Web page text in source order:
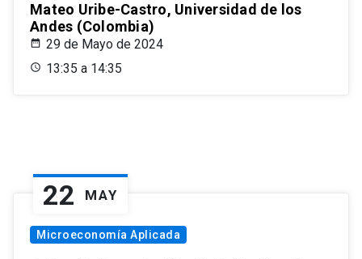
Mateo Uribe-Castro, Universidad de los
Andes (Colombia)
29 de Mayo de 2024
13:35 a 14:35
22 MAY
Microeconomía Aplicada